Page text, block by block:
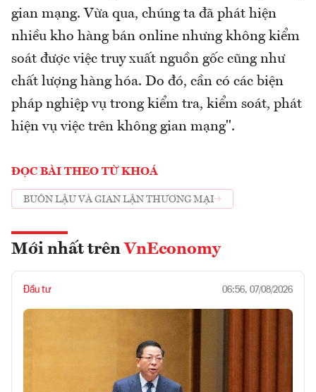
gian mạng. Vừa qua, chúng ta đã phát hiện
nhiều kho hàng bán online nhưng không kiểm
soát được việc truy xuất nguồn gốc cũng như
chất lượng hàng hóa. Do đó, cần có các biện
pháp nghiệp vụ trong kiểm tra, kiểm soát, phát
hiện vụ việc trên không gian mạng".
ĐỌC BÀI THEO TỪ KHOÁ
BUÔN LẬU VÀ GIAN LẬN THƯƠNG MẠI
Mới nhất trên VnEconomy
Đầu tư 06:56, 07/08/2026